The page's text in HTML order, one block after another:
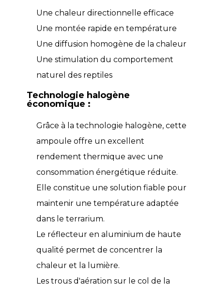
Une chaleur directionnelle efficace
Une montée rapide en température
Une diffusion homogène de la chaleur
Une stimulation du comportement
naturel des reptiles
Technologie halogène
économique :
Grâce à la technologie halogène, cette
ampoule offre un excellent
rendement thermique avec une
consommation énergétique réduite.
Elle constitue une solution fiable pour
maintenir une température adaptée
dans le terrarium.
Le réflecteur en aluminium de haute
qualité permet de concentrer la
chaleur et la lumière.
Les trous d'aération sur le col de la